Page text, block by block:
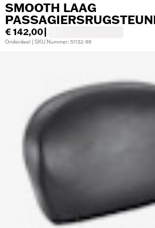
SMOOTH LAAG
€ 142,00
Onderdeel | SKU Nummer: 51132-98